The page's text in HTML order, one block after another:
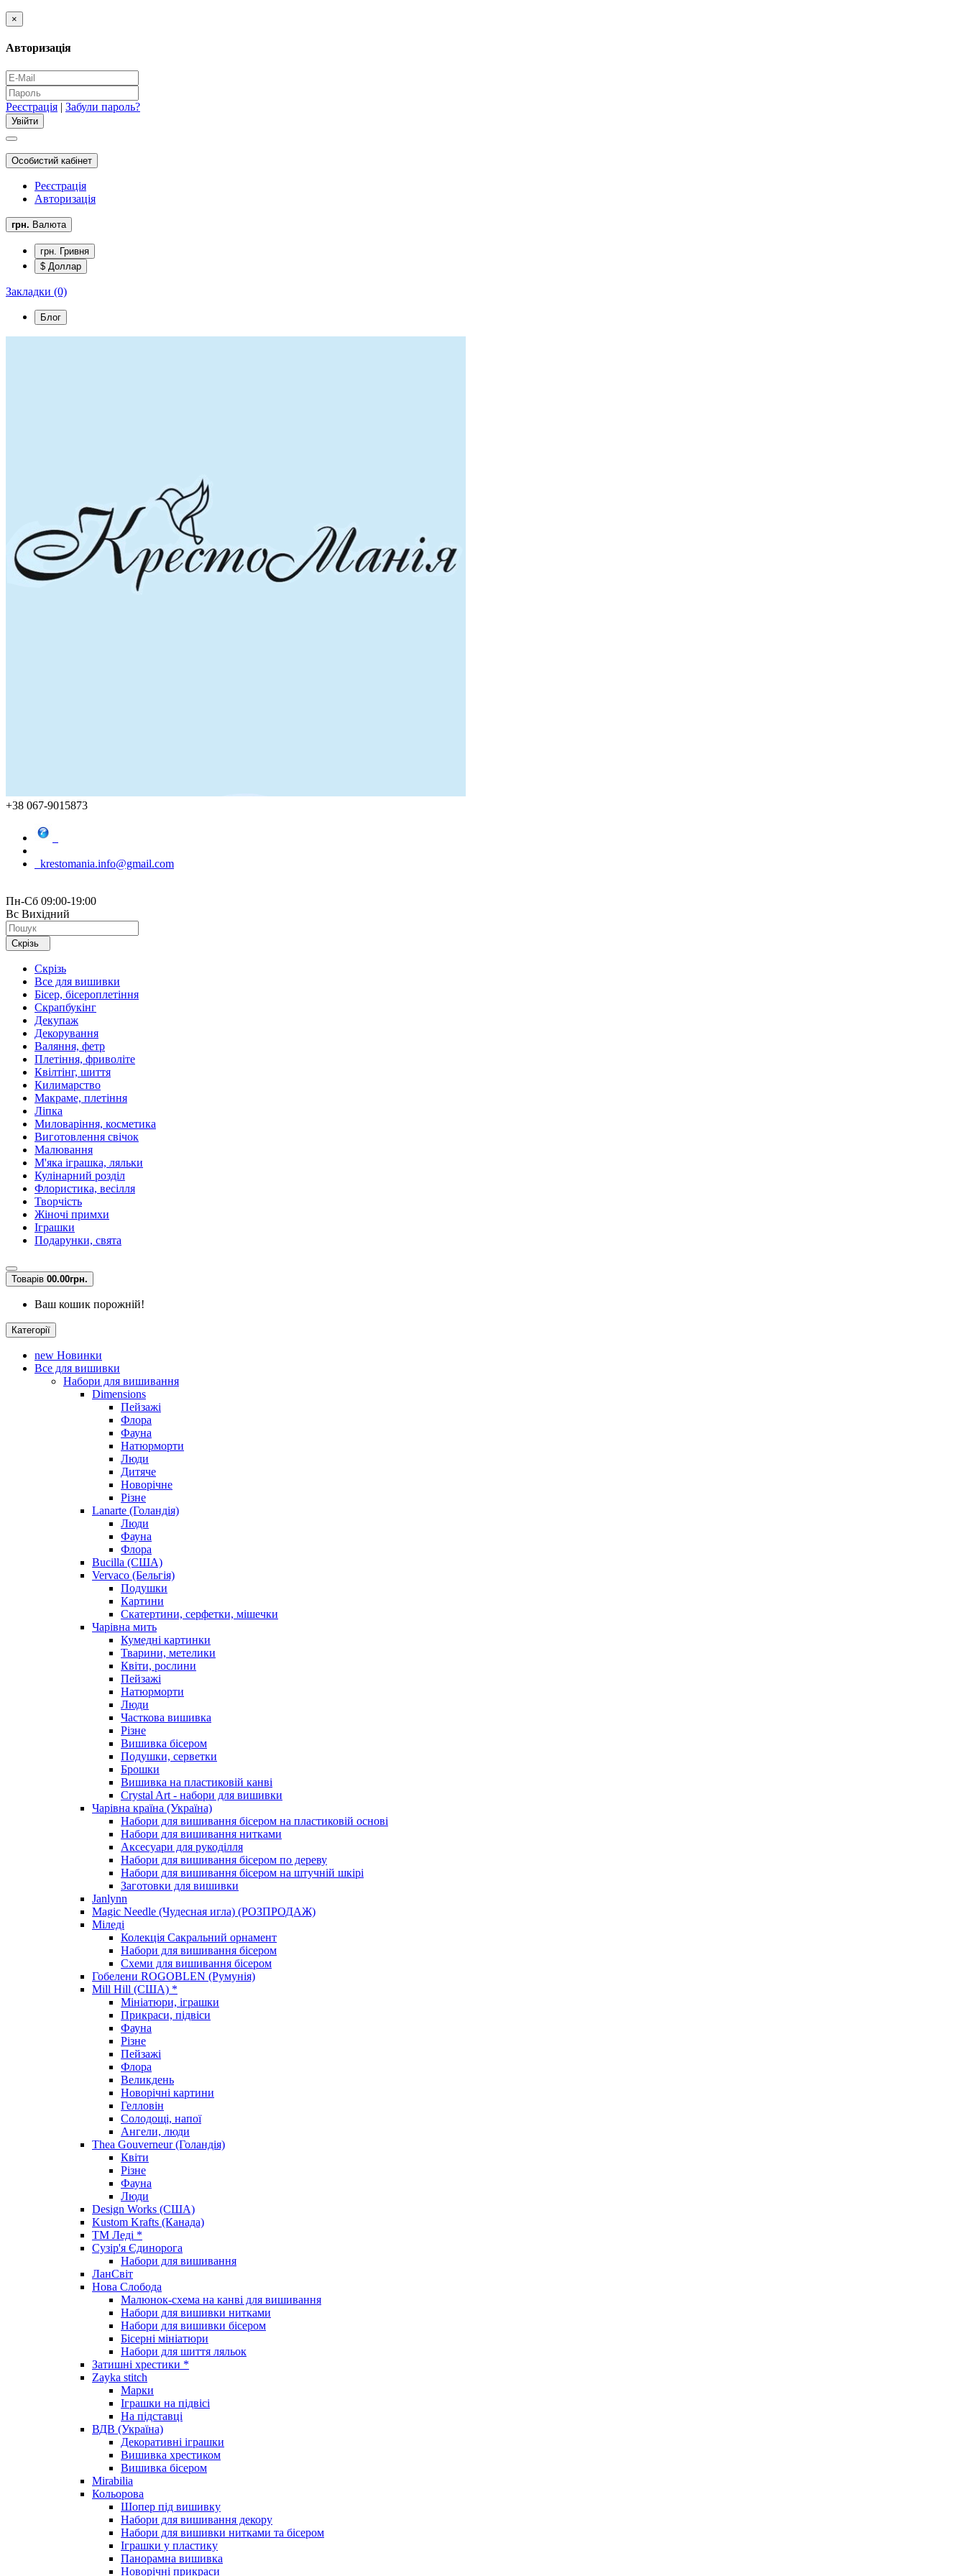
×
Авторизація
Реєстрація | Забули пароль?
Особистий кабінет
Реєстрація
Авторизація
грн. Валюта
грн. Гривня
$ Доллар
Закладки (0)
Блог
+38 067-9015873
krestomania.info@gmail.com
Пн-Сб 09:00-19:00
Вс Вихідний
Скрізь
Скрізь
Все для вишивки
Бісер, бісероплетіння
Скрапбукінг
Декупаж
Декорування
Валяння, фетр
Плетіння, фриволіте
Квілтінг, шиття
Килимарство
Макраме, плетіння
Ліпка
Миловаріння, косметика
Виготовлення свічок
Малювання
М'яка іграшка, ляльки
Кулінарний розділ
Флористика, весілля
Творчість
Жіночі примхи
Іграшки
Подарунки, свята
Товарів 00.00грн.
Ваш кошик порожній!
Категорії
new Новинки
Все для вишивки
Набори для вишивання
Dimensions
Пейзажі
Флора
Фауна
Натюрморти
Люди
Дитяче
Новорічне
Різне
Lanarte (Голандія)
Люди
Фауна
Флора
Bucilla (США)
Vervaco (Бельгія)
Подушки
Картини
Скатертини, серфетки, мішечки
Чарiвна мить
Кумедні картинки
Тварини, метелики
Квіти, рослини
Пейзажі
Натюрморти
Люди
Часткова вишивка
Різне
Вишивка бісером
Подушки, серветки
Брошки
Вишивка на пластиковій канві
Crystal Art - набори для вишивки
Чарівна країна (Україна)
Набори для вишивання бісером на пластиковій основі
Набори для вишивання нитками
Аксесуари для рукоділля
Набори для вишивання бісером по дереву
Набори для вишивання бісером на штучній шкірі
Заготовки для вишивки
Janlynn
Magic Needle (Чудесная игла) (РОЗПРОДАЖ)
Міледі
Колекція Сакральний орнамент
Набори для вишивання бісером
Схеми для вишивання бісером
Гобелени ROGOBLEN (Румунія)
Mill Hill (США) *
Мініатюри, іграшки
Прикраси, підвіси
Фауна
Різне
Пейзажі
Флора
Великдень
Новорічні картини
Гелловін
Солодощі, напої
Ангели, люди
Thea Gouverneur (Голандія)
Квіти
Різне
Фауна
Люди
Design Works (США)
Kustom Krafts (Канада)
ТМ Леді *
Сузір'я Єдинорога
Набори для вишивання
ЛанСвіт
Нова Слобода
Малюнок-схема на канві для вишивання
Набори для вишивки нитками
Набори для вишивки бісером
Бісерні мініатюри
Набори для шиття ляльок
Затишні хрестики *
Zayka stitch
Марки
Іграшки на підвісі
На підставці
ВДВ (Україна)
Декоративні іграшки
Вишивка хрестиком
Вишивка бісером
Mirabilia
Кольорова
Шопер під вишивку
Набори для вишивання декору
Набори для вишивки нитками та бісером
Іграшки у пластику
Панорамна вишивка
Новорічні прикраси